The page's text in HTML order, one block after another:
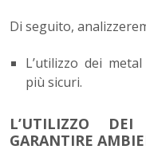
Di seguito,
L’utilizzo dei
più sicuri.
L’UTILIZZO
GARANTIRE